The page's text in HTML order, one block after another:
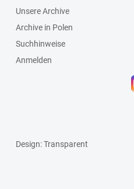
Unsere Archive
Archive in Polen
Suchhinweise
Anmelden
Design: Transparent